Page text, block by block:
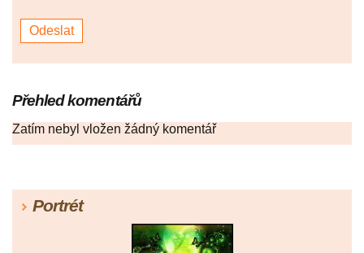
Přehled komentářů
Zatím nebyl vložen žádný komentář
Portrét